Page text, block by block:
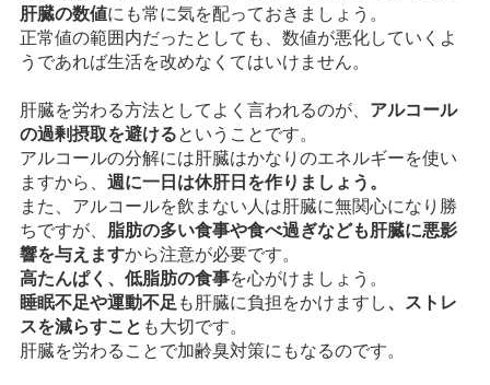
肝臓の数値にも常に気を配っておきましょう。
正常値の範囲内だったとしても、数値が悪化していくよ
うであれば生活を改めなくてはいけません。
肝臓を労わる方法としてよく言われるのが、 アルコール
の過剰摂取を避けるということです。
アルコールの分解には肝臓はかなりのエネルギーを使い
ますから、 週に一日は休肝日を作りましょう。
また、アルコールを飲まない人は肝臓に無関心になり勝
ちですが、 脂肪の多い食事や食べ過ぎなども肝臓に悪影
響を与えますから注意が必要です。
高たんぱく、低脂肪の食事を心がけましょう。
睡眠不足や運動不足 も肝臓に負担をかけますし、ストレ
スを減らすこと も大切です。
肝臓を労わることで加齢臭対策にもなるのです。